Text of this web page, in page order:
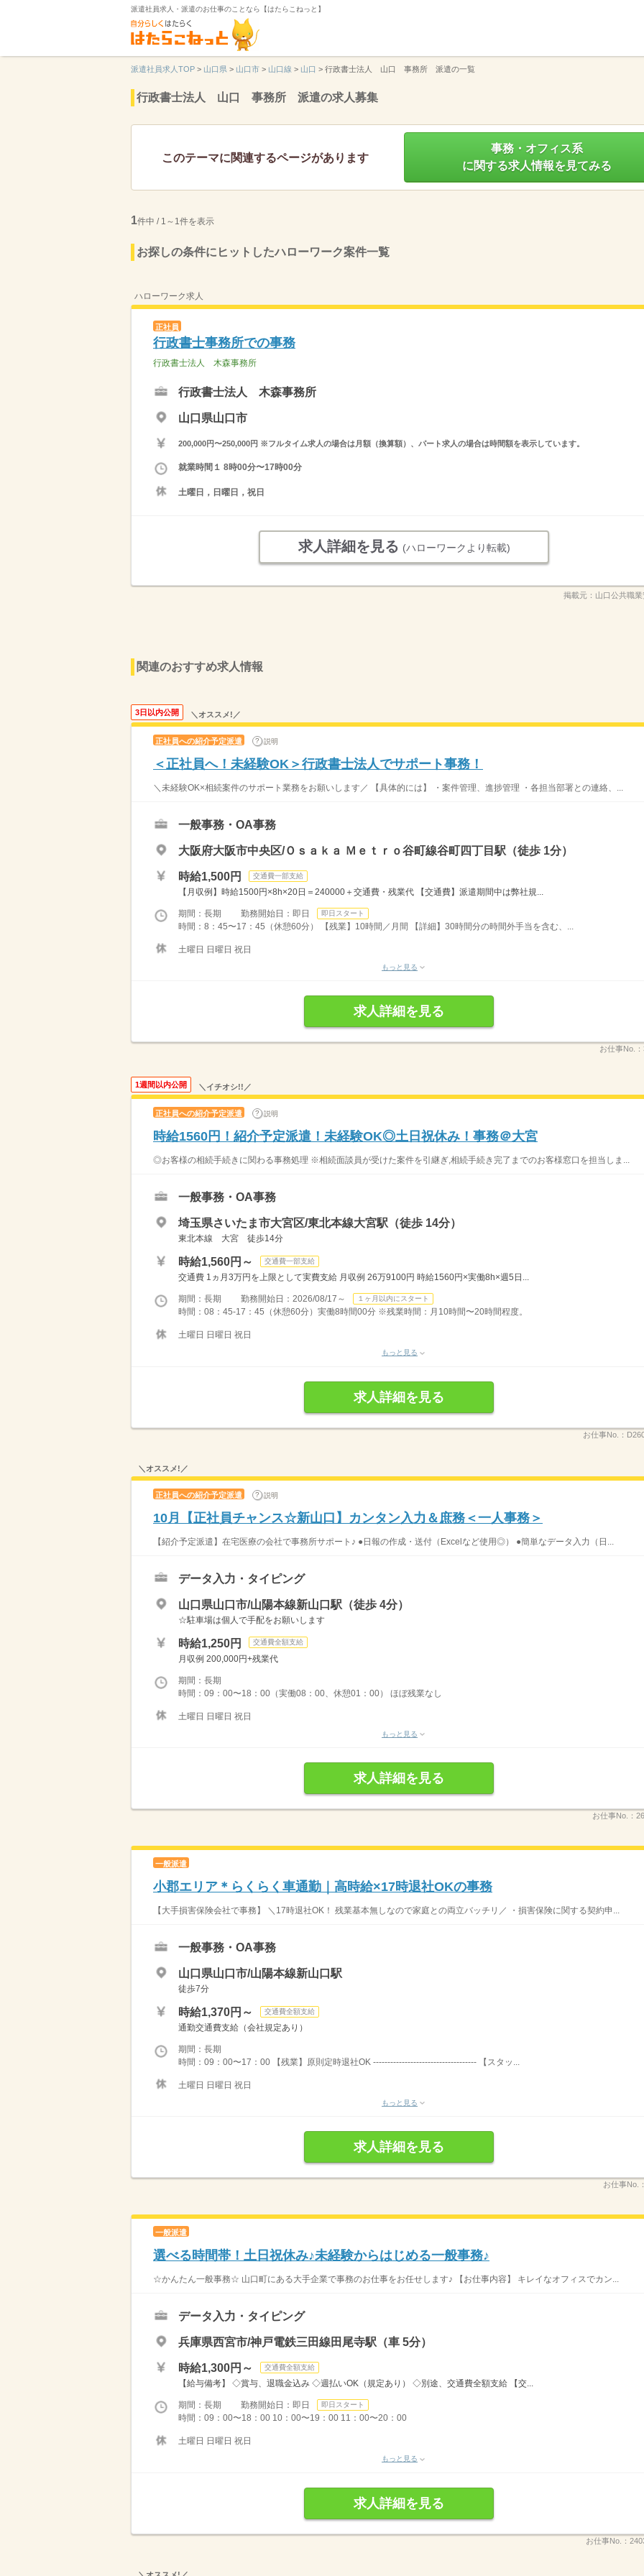
派遣社員求人・派遣のお仕事のことなら【はたらこねっと】
派遣社員求人TOP > 山口県 > 山口市 > 山口線 > 山口 > 行政書士法人 山口 事務所 派遣の一覧
行政書士法人 山口 事務所 派遣の求人募集
このテーマに関連するページがあります
事務・オフィス系
に関する求人情報を見てみる
1件中 / 1～1件を表示
お探しの条件にヒットしたハローワーク案件一覧
ハローワーク求人
正社員
行政書士事務所での事務
行政書士法人 木森事務所
行政書士法人 木森事務所
山口県山口市
200,000円〜250,000円 ※フルタイム求人の場合は月額（換算額）、パート求人の場合は時間額を表示しています。
就業時間１ 8時00分〜17時00分
土曜日，日曜日，祝日
求人詳細を見る (ハローワークより転載)
掲載元： 山口公共職
関連のおすすめ求人情報
3日以内公開 ＼オススメ!／
正社員への紹介予定派遣 説明
＜正社員へ！未経験OK＞行政書士法人でサポート事務！
＼未経験OK×相続案件のサポート業務をお願いします／ 【具体的には】 ・案件管理、進捗管理 ・各担当部署との連絡、...
一般事務・OA事務
大阪府大阪市中央区/Ｏｓａｋａ Ｍｅｔｒｏ谷町線谷町四丁目駅（徒歩 1分）
時給1,500円 交通費一部支給
【月収例】時給1500円×8h×20日＝240000＋交通費・残業代 【交通費】派遣期間中は弊社規...
期間：長期 勤務開始日：即日 即日スタート
時間：8：45〜17：45（休憩60分） 【残業】10時間／月間 【詳細】30時間分の時間外手当を含む、...
土曜日 日曜日 祝日
もっと見る
求人詳細を見る
お仕事No.：
1週間以内公開 ＼イチオシ!!／
正社員への紹介予定派遣 説明
時給1560円！紹介予定派遣！未経験OK◎土日祝休み！事務＠大宮
◎お客様の相続手続きに関わる事務処理 ※相続面談員が受けた案件を引継ぎ,相続手続き完了までのお客様窓口を担当しま...
一般事務・OA事務
埼玉県さいたま市大宮区/東北本線大宮駅（徒歩 14分）
東北本線 大宮 徒歩14分
時給1,560円～ 交通費一部支給
交通費 1ヵ月3万円を上限として実費支給 月収例 26万9100円 時給1560円×実働8h×週5日...
期間：長期 勤務開始日：2026/08/17～ １ヶ月以内にスタート
時間：08：45-17：45（休憩60分）実働8時間00分 ※残業時間：月10時間〜20時間程度。
土曜日 日曜日 祝日
もっと見る
求人詳細を見る
お仕事No.：
＼オススメ!／
正社員への紹介予定派遣 説明
10月【正社員チャンス☆新山口】カンタン入力＆庶務＜一人事務＞
【紹介予定派遣】在宅医療の会社で事務所サポート♪ ●日報の作成・送付（Excelなど使用◎） ●簡単なデータ入力（日...
データ入力・タイピング
山口県山口市/山陽本線新山口駅（徒歩 4分）
☆駐車場は個人で手配をお願いします
時給1,250円 交通費全額支給
月収例 200,000円+残業代
期間：長期
時間：09：00〜18：00（実働08：00、休憩01：00） ほぼ残業なし
土曜日 日曜日 祝日
もっと見る
求人詳細を見る
お仕事No.：
一般派遣
小郡エリア＊らくらく車通勤｜高時給×17時退社OKの事務
【大手損害保険会社で事務】 ＼17時退社OK！ 残業基本無しなので家庭との両立バッチリ／ ・損害保険に関する契約申...
一般事務・OA事務
山口県山口市/山陽本線新山口駅
徒歩7分
時給1,370円～ 交通費全額支給
通勤交通費支給（会社規定あり）
期間：長期
時間：09：00〜17：00 【残業】原則定時退社OK ------------------------------------ 【スタッ...
土曜日 日曜日 祝日
もっと見る
求人詳細を見る
お仕事No.：
一般派遣
選べる時間帯！土日祝休み♪未経験からはじめる一般事務♪
☆かんたん一般事務☆ 山口町にある大手企業で事務のお仕事をお任せします♪ 【お仕事内容】 キレイなオフィスでカン...
データ入力・タイピング
兵庫県西宮市/神戸電鉄三田線田尾寺駅（車 5分）
時給1,300円～ 交通費全額支給
【給与備考】 ◇賞与、退職金込み ◇週払いOK（規定あり） ◇別途、交通費全額支給 【交...
期間：長期 勤務開始日：即日 即日スタート
時間：09：00〜18：00 10：00〜19：00 11：00〜20：00
土曜日 日曜日 祝日
もっと見る
求人詳細を見る
お仕事No.：